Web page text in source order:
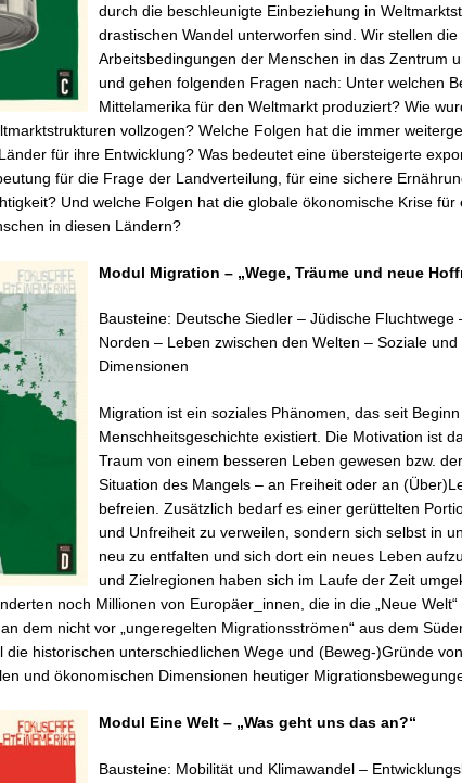
durch die beschleunigte Einbeziehung in
drastischen Wandel unterworfen sind. Wir stellen
Arbeitsbedingungen der Menschen in das Zentrum
und gehen folgenden Fragen nach: Unter welchen
Mittelamerika für den Weltmarkt produziert? Wie
vollzogen? Welche Folgen hat die immer
für ihre Entwicklung? Was bedeutet eine übersteigerte
für die Frage der Landverteilung, für eine sichere
Und welche Folgen hat die globale ökonomische Krise für
in diesen Ländern?
Modul Migration – „Wege, Träume und neue
Bausteine: Deutsche Siedler – Jüdische Fluchtwege
Norden – Leben zwischen den Welten – Soziale
Dimensionen
Migration ist ein soziales Phänomen, das seit
Menschheitsgeschichte existiert. Die Motivation ist
Traum von einem besseren Leben gewesen bzw.
Situation des Mangels – an Freiheit oder an
befreien. Zusätzlich bedarf es einer gerüttelten
und Unfreiheit zu verweilen, sondern sich selbst in
neu zu entfalten und sich dort ein neues Leben
und Zielregionen haben sich im Laufe der Zeit
noch Millionen von Europäer_innen, die in die „Neue
dem nicht vor „ungeregelten Migrationsströmen“ aus dem
die historischen unterschiedlichen Wege und (Beweg-)Gründe
und ökonomischen Dimensionen heutiger
Modul Eine Welt – „Was geht uns das an?“
Bausteine: Mobilität und Klimawandel –